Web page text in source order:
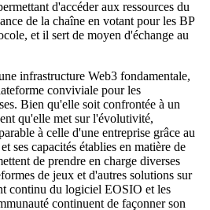
d'accéder aux ressources du
de la chaîne en votant pour les BP
et il sert de moyen d'échange au
infrastructure Web3 fondamentale,
conviviale pour les
Bien qu'elle soit confrontée à un
qu'elle met sur l'évolutivité,
à celle d'une entreprise grâce au
ses capacités établies en matière de
de prendre en charge diverses
de jeux et d'autres solutions sur
continu du logiciel EOSIO et les
continuent de façonner son